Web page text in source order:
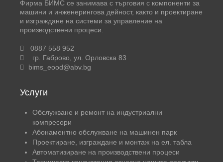
Фирма БИМС се занимава с търговия с компоненти за
машини и инженерингова дейност, както и проектиране
и изграждане на системи за управление на
производствени процеси.
0887 558 952
гр. Габрово, ул. Орловска 83
bims_eood@abv.bg
Услуги
Обслужване и ремонт на индустриални
компресори
Абонаментно обслужване на машинен парк
Проектиране, изграждане и монтаж на ел. табла
Автоматизиране на производствени процеси